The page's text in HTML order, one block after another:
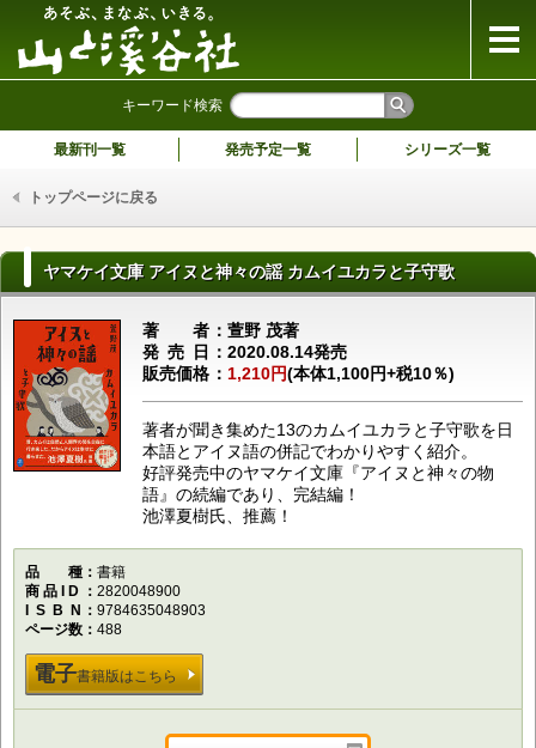
キーワード検索
最新刊一覧 発売予定一覧 シリーズ一覧
トップページに戻る
ヤマケイ文庫 アイヌと神々の謡 カムイユカラと子守歌
著者萱野 茂著
発売日 2020.08.14発売
販売価格
1,210円(本体1,100円+税10％)
著者が聞き集めた13のカムイユカラと子守歌を日
本語とアイヌ語の併記でわかりやすく紹介。
好評発売中のヤマケイ文庫『アイヌと神々の物
語』の続編であり、完結編！
池澤夏樹氏、推薦！
品種書籍
商品ID
2820048900
ISBN
9784635048903
ページ数
488
電子書籍版はこちら